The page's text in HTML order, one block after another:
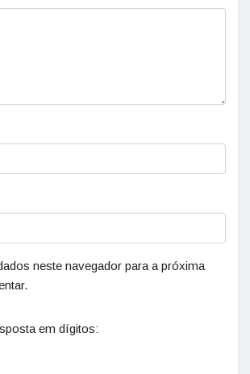
neste navegador para a próxima
em dígitos: